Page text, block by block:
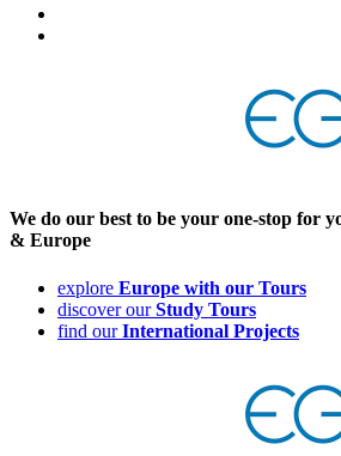
We do our best to be your one-stop for
& Europe
explore Europe with our Tours
discover ourStudy Tours
find ourInternational Projects